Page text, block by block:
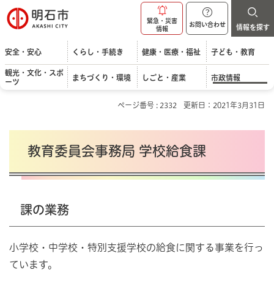
明石市
緊急・災害
情報
お問い合わせ 情報を探す
安全・安心 くらし・手続き 健康・医療・福祉 子ども・教育
観光・文化・スポ
ーツ
まちづくり・環境 しごと・産業 市政情報
ページ番号 : 2332 更新日：2021年3月31日
教育委員会事務局 学校給食課
課の業務
小学校・中学校・特別支援学校の給食に関する事業を行っ
ています。